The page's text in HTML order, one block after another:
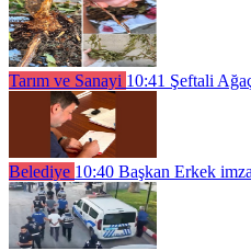
Tarım ve Sanayi 10:41 Şeftali
Belediye 10:40 Başkan Erkek